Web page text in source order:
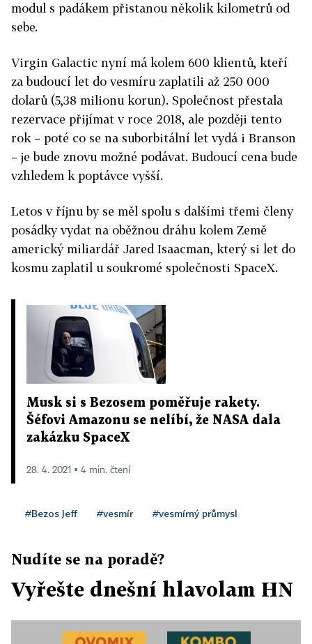
modul s padákem přistanou několik kilometrů od
sebe.
Virgin Galactic nyní má kolem 600 klientů, kteří
za budoucí let do vesmíru zaplatili až 250 000
dolarů (5,38 milionu korun). Společnost přestala
rezervace přijímat v roce 2018, ale později tento
rok – poté co se na suborbitální let vydá i Branson
– je bude znovu možné podávat. Budoucí cena bude
vzhledem k poptávce vyšší.
Letos v říjnu by se měl spolu s dalšími třemi členy
posádky vydat na oběžnou dráhu kolem Země
americký miliardář Jared Isaacman, který si let do
kosmu zaplatil u soukromé společnosti SpaceX.
Musk si s Bezosem poměřuje rakety.
Šéfovi Amazonu se nelíbí, že NASA dala
zakázku SpaceX
28. 4. 2021 ▪ 4 min. čtení
#Bezos Jeff #vesmír #vesmírný průmysl
Nudíte se na poradě?
Vyřešte dnešní hlavolam HN